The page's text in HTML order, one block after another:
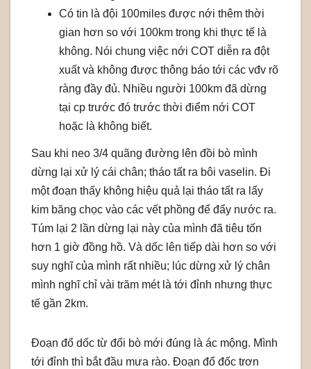
Có tin là đội 100miles được nới thêm thời
gian hơn so với 100km trong khi thực tế là
không. Nói chung việc nới COT diễn ra đột
xuất và không được thông báo tới các vđv rõ
ràng đầy đủ. Nhiều người 100km đã dừng
tại cp trước đó trước thời điểm nới COT
hoặc là không biết.
Sau khi neo 3/4 quãng đường lên đồi bò mình
dừng lại xử lý cái chân; tháo tất ra bôi vaselin. Đi
một đoạn thấy không hiệu quả lại tháo tất ra lấy
kim băng chọc vào các vết phồng để đẩy nước ra.
Túm lại 2 lần dừng lại này của mình đã tiêu tốn
hơn 1 giờ đồng hồ. Và dốc lên tiếp dài hơn so với
suy nghĩ của mình rất nhiều; lúc dừng xử lý chân
mình nghĩ chỉ vài trăm mét là tới đỉnh nhưng thực
tế gần 2km.
Đoạn đổ dốc từ đổi bò mới đúng là ác mộng. Mình
tới đỉnh thì bắt đầu mưa rào. Đoạn đổ đốc trơn